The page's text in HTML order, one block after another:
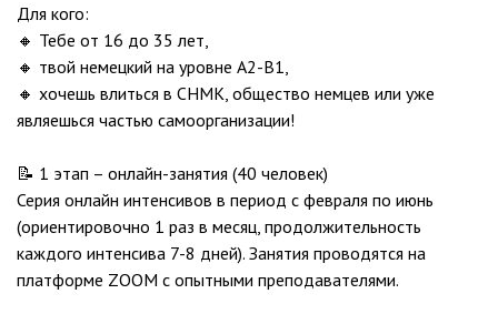
Для кого:
🔸 Тебе от 16 до 35 лет,
🔸 твой немецкий на уровне А2-В1,
🔸 хочешь влиться в СНМК, общество немцев или уже
являешься частью самоорганизации!
📝 1 этап – онлайн-занятия (40 человек)
Серия онлайн интенсивов в период с февраля по июнь
(ориентировочно 1 раз в месяц, продолжительность
каждого интенсива 7-8 дней). Занятия проводятся на
платформе ZOOM с опытными преподавателями.